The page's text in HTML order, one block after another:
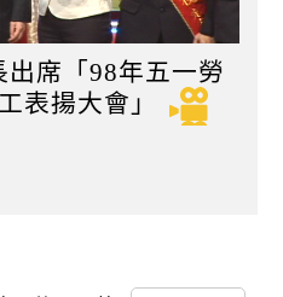
席「98年五一勞
表揚大會」